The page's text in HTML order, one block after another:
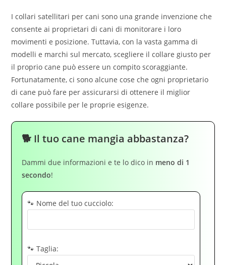
I collari satellitari per cani sono una grande invenzione che
consente ai proprietari di cani di monitorare i loro
movimenti e posizione. Tuttavia, con la vasta gamma di
modelli e marchi sul mercato, scegliere il collare giusto per
il proprio cane può essere un compito scoraggiante.
Fortunatamente, ci sono alcune cose che ogni proprietario
di cane può fare per assicurarsi di ottenere il miglior
collare possibile per le proprie esigenze.
🐕 Il tuo cane mangia abbastanza?
Dammi due informazioni e te lo dico in meno di 1
secondo!
🐾 Nome del tuo cucciolo:
🐾 Taglia: